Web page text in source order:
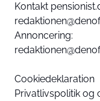
Kontakt
Annoncering:
Cookiedeklaration
Privatlivspolitik og